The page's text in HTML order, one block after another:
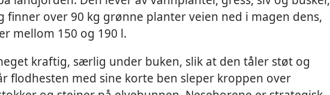
finner over 90 kg grønne planter veien ned i magen dens,
mellom 150 og 190 l.
kraftig, særlig under buken, slik at den tåler støt og
flodhesten med sine korte ben sleper kroppen over